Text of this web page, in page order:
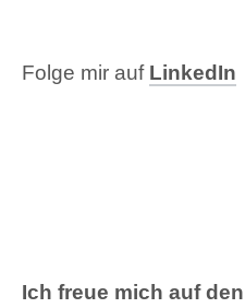
Folge mir auf LinkedIn
Ich freue mich auf